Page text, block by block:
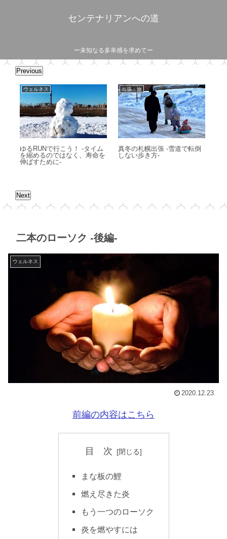
センテナリアンへの道
ー未知なる多幸感を求めてー
Previous
ウェルネス
ゆるRUNで行こう！ -タイム
を縮めるのではなく、寿命を
伸ばすために-
出張・旅
真冬の札幌出張 -雪道で転倒
しない歩き方-
Next
二本のローソク -後編-
ウェルネス
2020.12.23
前編の内容はこちら
目 次
まな板の鯉
燃え尽きた炎
もう一つのローソク
炎を燃やすには